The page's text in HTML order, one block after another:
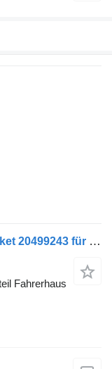
Bumper bracket Volvo Bumper bracket 20499243 für Volvo FM9 Sattelzugmaschine
Fahrerhaus